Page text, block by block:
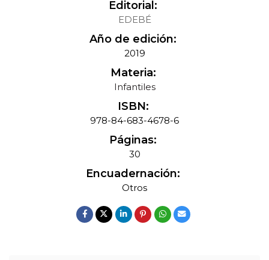
Editorial:
EDEBÉ
Año de edición:
2019
Materia:
Infantiles
ISBN:
978-84-683-4678-6
Páginas:
30
Encuadernación:
Otros